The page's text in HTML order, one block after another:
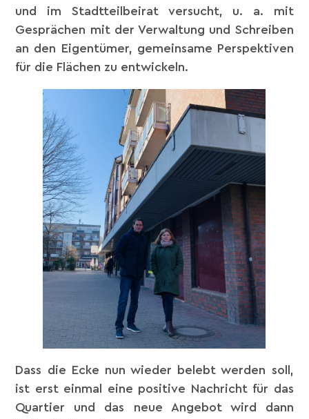
und im Stadtteilbeirat versucht, u. a. mit
Gesprächen mit der Verwaltung und Schreiben
an den Eigentümer, gemeinsame Perspektiven
für die Flächen zu entwickeln.
Dass die Ecke nun wieder belebt werden soll,
ist erst einmal eine positive Nachricht für das
Quartier und das neue Angebot wird dann